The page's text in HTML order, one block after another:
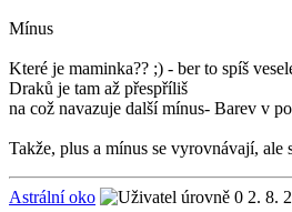
Mínus
Které je maminka?? ;) - ber to spíš
Draků je tam až přespříliš
na což navazuje další mínus- Barev v
Takže, plus a mínus se vyrovnávají,
Astrální oko
2. 8.